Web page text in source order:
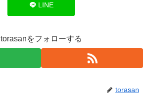
LINE
torasanをフォローする
torasan